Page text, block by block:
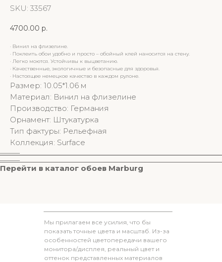
SKU: 33567
4700.00 р.
· Винил на флизелине.
· Поклеить обои удобно и просто – обойный клей наносится на стену.
· Легко моются. Устойчивы к выцветанию.
· Качественные, экологичные и безопасные для здоровья.
· Настоящее немецкое качество в каждом рулоне.
Размер: 10.05*1.06 м
Материал: Винил на флизелине
Производство: Германия
Орнамент: Штукатурка
Тип фактуры: Рельефная
Коллекция: Surface
Перейти в каталог обоев Marburg
Мы прилагаем все усилия, что бы
показать точные цвета и масштаб. Из-за
особенностей цветопередачи вашего
монитора/дисплея, реальный цвет и
оттенок представленных материалов